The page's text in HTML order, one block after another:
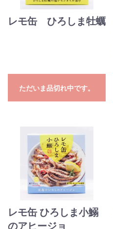
レモ缶 ひろしま牡蠣
ただいま品切れ中です。
レモ缶 ひろしま小鰯
のアヒージョ